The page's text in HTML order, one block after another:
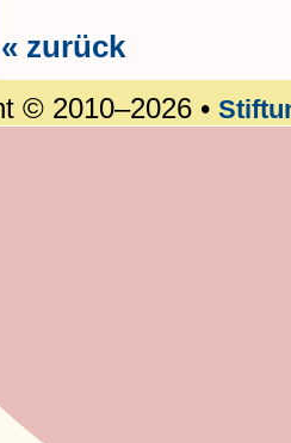
« zurück
© 2010–2026 •